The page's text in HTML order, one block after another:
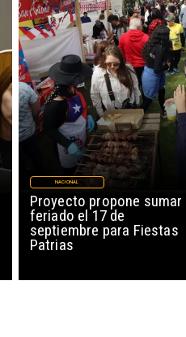
Proyecto propone sumar
feriado el 17 de
septiembre para Fiestas
Patrias
NACIONAL